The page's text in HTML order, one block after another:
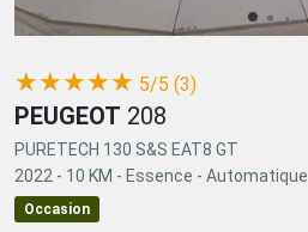
(*)
★
(*)★
(*) ★
(*) ★
(*) ★ 5/5 (3)
PEUGEOT 208
PURETECH 130 S&S EAT8 GT
2022 - 10 KM - Essence - Automatique
Occasion